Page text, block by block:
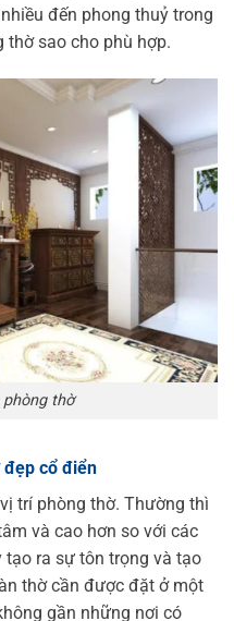
đến phong thuỷ trong
thờ sao cho phù hợp.
thờ
đẹp cổ điển
trí phòng thờ. Thường thì
và cao hơn so với các
ra sự tôn trọng và tạo
thờ cần được đặt ở một
gần những nơi có